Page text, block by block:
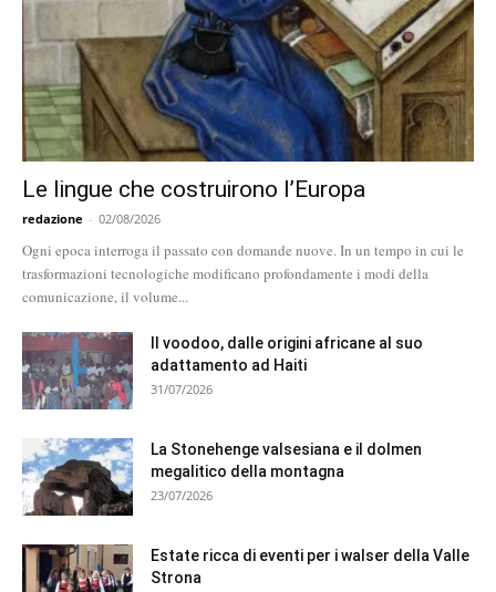
Le lingue che costruirono l’Europa
redazione - 02/08/2026
Ogni epoca interroga il passato con domande nuove. In un tempo in cui le
trasformazioni tecnologiche modificano profondamente i modi della
comunicazione, il volume...
Il voodoo, dalle origini africane al suo
adattamento ad Haiti
31/07/2026
La Stonehenge valsesiana e il dolmen
megalitico della montagna
23/07/2026
Estate ricca di eventi per i walser della Valle
Strona